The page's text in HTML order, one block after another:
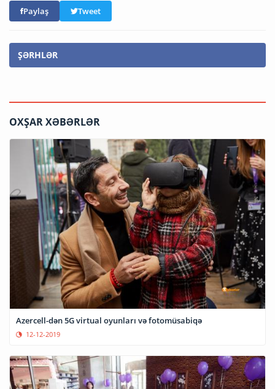
Paylaş Tweet
ŞƏRHLƏR
OXŞAR XƏBƏRLƏR
Azercell-dən 5G virtual oyunları və fotomüsabiqə
12-12-2019